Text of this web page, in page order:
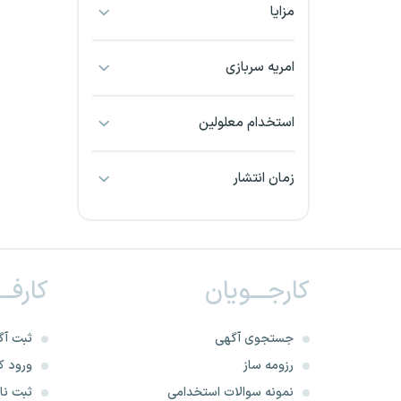
بندرعباس
خراسان شمالی
خرم آباد
خوزستان
مزایا
امریه سربازی
استخدام معلولین
زمان انتشار
کارجـــویان
جستجوی آگهی
رزومه ساز
نمونه سوالات استخدامی
ثبت
ورود
ثبت